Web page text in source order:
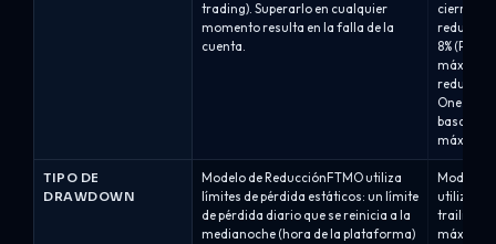
trading). Superarlo en cualquier
momento resulta en la falla de la
cuenta.
cierran
reducción
8%
máxima
One:
basada
máximo
TIPO DE
DRAWDOWN
Modelo de ReducciónFTMO utiliza
límites de pérdida estáticos: un límite
de pérdida diario que se reinicia a la
medianoche (hora de la plataforma)
Modelo
utiliza
trailing
máximo